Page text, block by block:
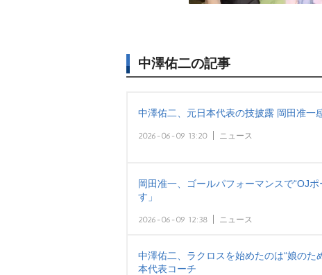
中澤佑二の記事
中澤佑二、元日本代表の技披露 岡田准一
2026-06-09 13:20 ニュース
岡田准一、ゴールパフォーマンスで“OJ
す」
2026-06-09 12:38 ニュース
中澤佑二、ラクロスを始めたのは“娘のた
本代表コーチ